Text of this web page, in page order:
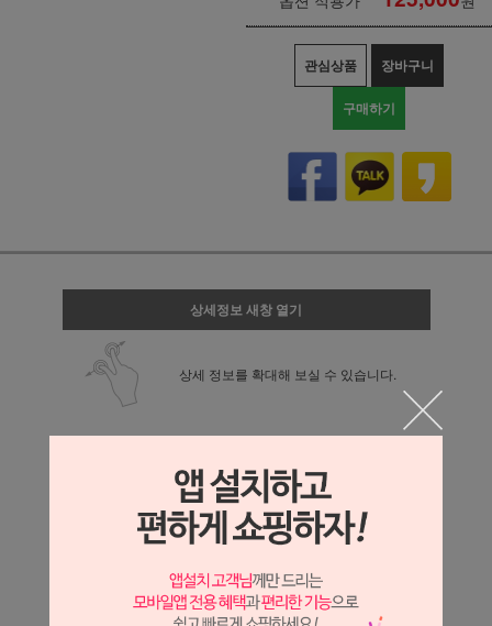
관심상품 장바구니
구매하기
상세정보 새창 열기
상세 정보를 확대해 보실 수 있습니다.